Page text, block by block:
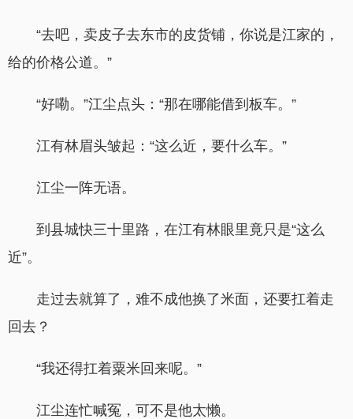
“去吧，卖皮子去东市的皮货铺，你说是江家的，
给的价格公道。”
“好嘞。”江尘点头：“那在哪能借到板车。”
江有林眉头皱起：“这么近，要什么车。”
江尘一阵无语。
到县城快三十里路，在江有林眼里竟只是“这么
近”。
走过去就算了，难不成他换了米面，还要扛着走
回去？
“我还得扛着粟米回来呢。”
江尘连忙喊冤，可不是他太懒。